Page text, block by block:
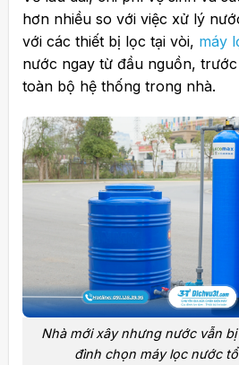
hơn nhiều so với việc xử lý
với các thiết bị lọc tại vòi, máy
nước ngay từ đầu nguồn,
toàn bộ hệ thống trong nhà.
Nhà mới xây nhưng nước vẫn
đình chọn máy lọc nước